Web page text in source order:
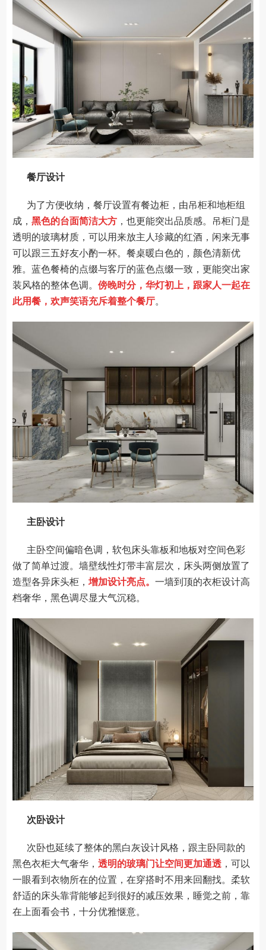
餐厅设计
为了方便收纳，餐厅设置有餐边柜，由吊柜和地柜组
成，黑色的台面简洁大方 ，也更能突出品质感。吊柜门是
透明的玻璃材质，可以用来放主人珍藏的红酒，闲来无事
可以跟三五好友小酌一杯。餐桌暖白色的，颜色清新优
雅。蓝色餐椅的点缀与客厅的蓝色点缀一致，更能突出家
装风格的整体色调。傍晚时分，华灯初上，跟家人一起在
此用餐，欢声笑语充斥着整个餐厅。
主卧设计
主卧空间偏暗色调，软包床头靠板和地板对空间色彩
做了简单过渡。墙壁线性灯带丰富层次，床头两侧放置了
造型各异床头柜，增加设计亮点。一墙到顶的衣柜设计高
档奢华，黑色调尽显大气沉稳。
次卧设计
次卧也延续了整体的黑白灰设计风格，跟主卧同款的
黑色衣柜大气奢华，透明的玻璃门让空间更加通透 ，可以
一眼看到衣物所在的位置，在穿搭时不用来回翻找。柔软
舒适的床头靠背能够起到很好的减压效果，睡觉之前，靠
在上面看会书，十分优雅惬意。